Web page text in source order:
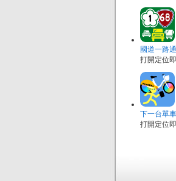
國道一路
打開定位
下一台單
打開定位